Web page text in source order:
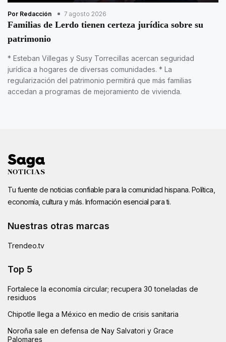
Por Redacción 7 agosto 2026
Familias de Lerdo tienen certeza jurídica sobre su
patrimonio
* Esteban Villegas y Susy Torrecillas acercan seguridad
jurídica a hogares de diversas comunidades. * La
regularización del patrimonio permitirá que más familias
accedan a programas de mejoramiento de vivienda.
Tu fuente de noticias confiable para la comunidad hispana. Política,
economía, cultura y más. Información esencial para ti.
Nuestras otras marcas
Trendeo.tv
Top 5
Fortalece la economía circular; recupera 30 toneladas de
residuos
Chipotle llega a México en medio de crisis sanitaria
Noroña sale en defensa de Nay Salvatori y Grace
Palomares